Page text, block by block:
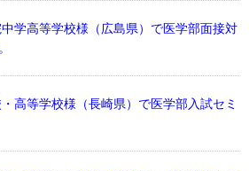
学高等学校様（広島県）で医学部面接対
高等学校様（長崎県）で医学部入試セミ